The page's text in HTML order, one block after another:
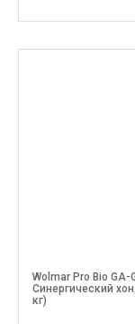
Wolmar Pro Bio
Синергический
кг)